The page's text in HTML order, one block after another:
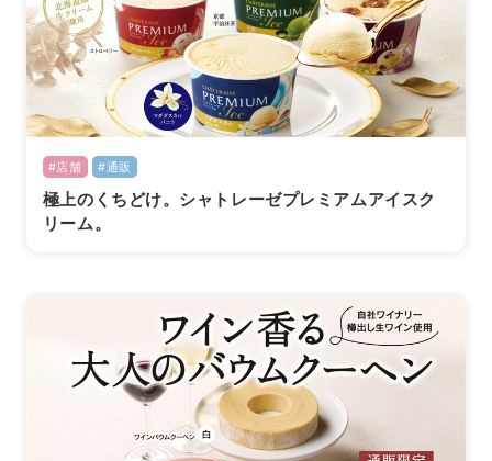
#店舗 #通販
極上のくちどけ。シャトレーゼプレミアムアイスク
リーム。